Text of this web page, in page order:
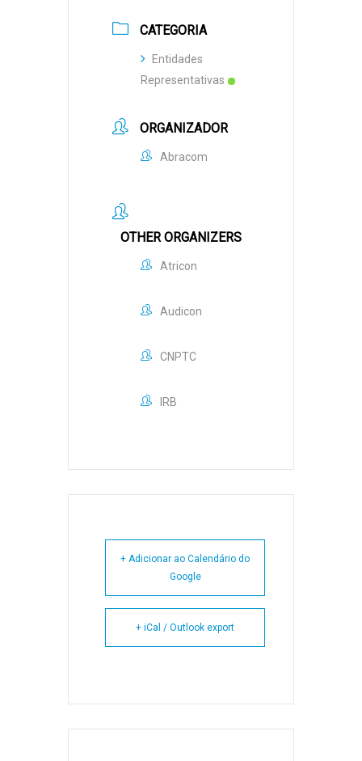
CATEGORIA
Entidades
Representativas
ORGANIZADOR
Abracom
OTHER ORGANIZERS
Atricon
Audicon
CNPTC
IRB
+ Adicionar ao Calendário do
Google
+ iCal / Outlook export